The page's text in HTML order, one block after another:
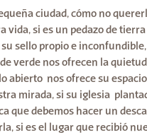
ciudad, cómo no
vida, si es un pedazo de
sello propio e
verde nos ofrecen la
abierto nos ofrece su
mirada, si su iglesia
que debemos hacer un
si es el lugar que recibió